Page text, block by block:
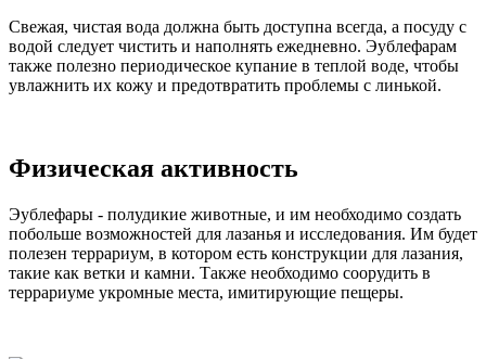
Свежая, чистая вода должна быть доступна всегда, а посуду с
водой следует чистить и наполнять ежедневно. Эублефарам
также полезно периодическое купание в теплой воде, чтобы
увлажнить их кожу и предотвратить проблемы с линькой.
Физическая активность
Эублефары - полудикие животные, и им необходимо создать
побольше возможностей для лазанья и исследования. Им будет
полезен террариум, в котором есть конструкции для лазания,
такие как ветки и камни. Также необходимо соорудить в
террариуме укромные места, имитирующие пещеры.